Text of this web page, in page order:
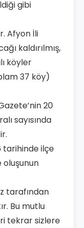
gibi
Afyon İli
kaldırılmış,
köyler
37 köy)
20
sayısında
tarihinde ilçe
oluşunun
tarafından
Bu mutlu
tekrar sizlere